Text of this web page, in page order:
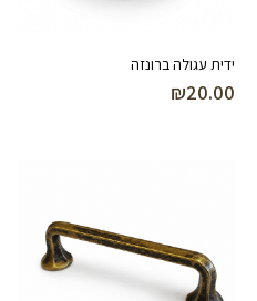
ידית עגולה ברונזה
₪20.00